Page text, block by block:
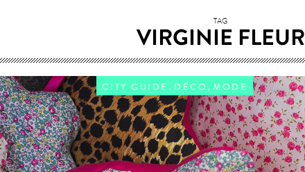
TAG
VIRGINIE FLEUR
CITY GUIDE , DÉCO , MODE